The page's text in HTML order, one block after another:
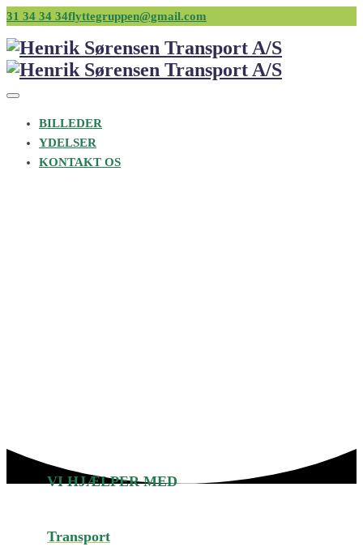
31 34 34 34flyttegruppen@gmail.com
BILLEDER
YDELSER
KONTAKT OS
VI HJÆLPER MED
Transport